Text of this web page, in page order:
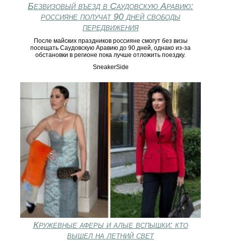
Безвизовый въезд в Саудовскую Аравию:
россияне получат 90 дней свободы
передвижения
После майских праздников россияне смогут без визы
посещать Саудовскую Аравию до 90 дней, однако из-за
обстановки в регионе пока лучше отложить поездку.
SneakerSide
Кружевные аферы и алые вспышки: кто
вышел на летний свет